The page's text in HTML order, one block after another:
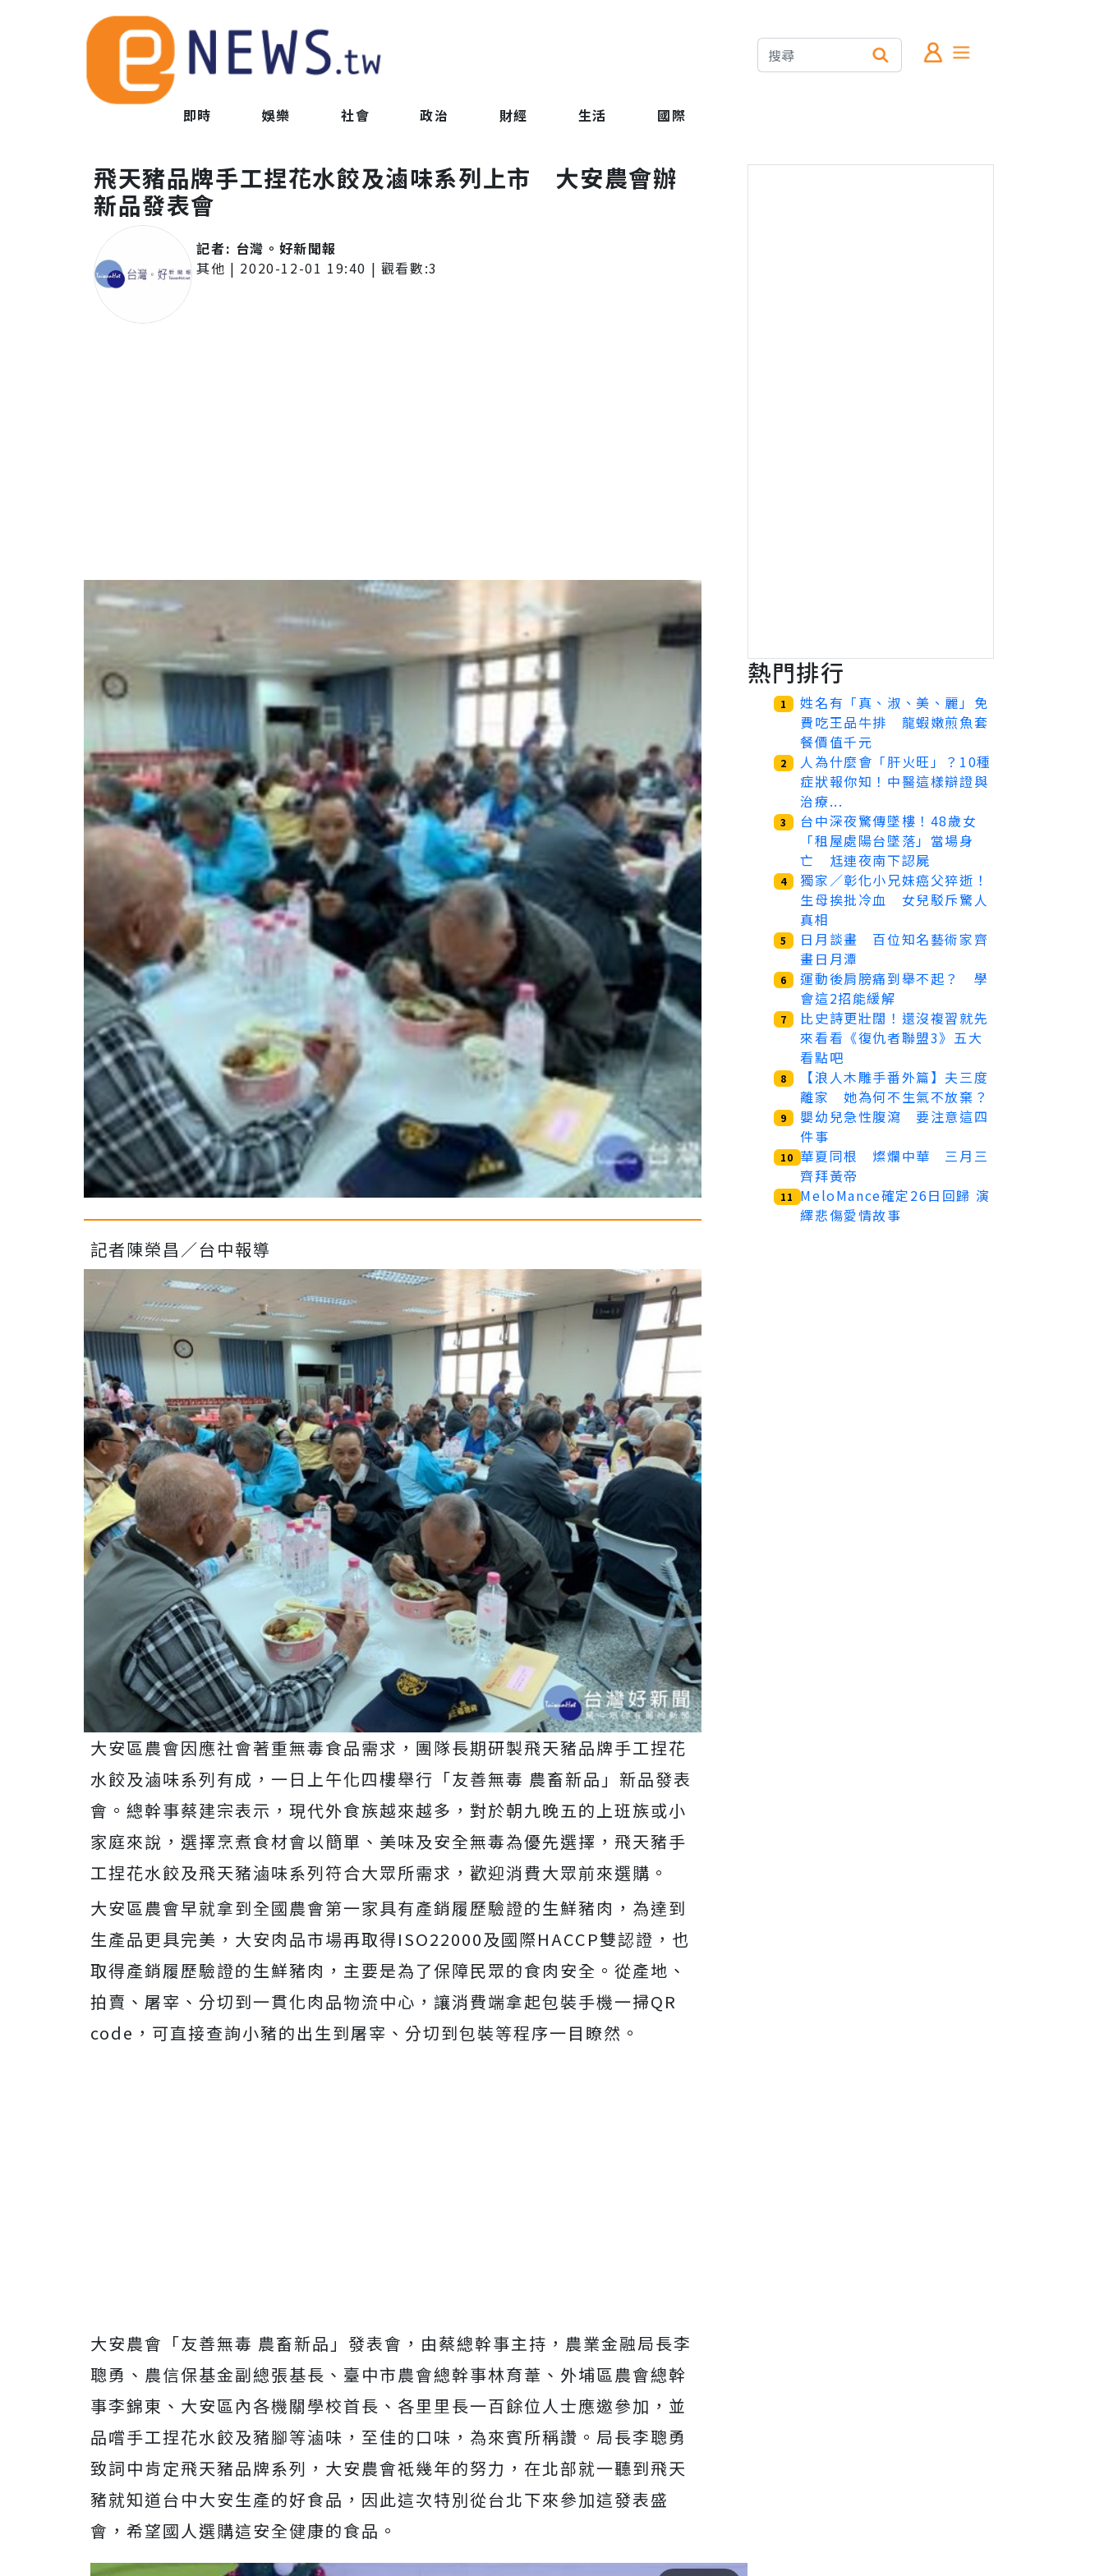
即時 娛樂 社會 政治 財經 生活 國際
飛天豬品牌手工捏花水餃及滷味系列上市 大安農會辦
新品發表會
記者: 台灣。好新聞報
其他 | 2020-12-01 19:40 | 觀看數:3
記者陳榮昌／台中報導
大安區農會因應社會著重無毒食品需求，團隊長期研製飛天豬品牌手工捏花
水餃及滷味系列有成，一日上午化四樓舉行「友善無毒 農畜新品」新品發表
會。總幹事蔡建宗表示，現代外食族越來越多，對於朝九晚五的上班族或小
家庭來說，選擇烹煮食材會以簡單、美味及安全無毒為優先選擇，飛天豬手
工捏花水餃及飛天豬滷味系列符合大眾所需求，歡迎消費大眾前來選購。
大安區農會早就拿到全國農會第一家具有產銷履歷驗證的生鮮豬肉，為達到
生產品更具完美，大安肉品市場再取得ISO22000及國際HACCP雙認證，也
取得產銷履歷驗證的生鮮豬肉，主要是為了保障民眾的食肉安全。從產地、
拍賣、屠宰、分切到一貫化肉品物流中心，讓消費端拿起包裝手機一掃QR
code，可直接查詢小豬的出生到屠宰、分切到包裝等程序一目瞭然。
大安農會「友善無毒 農畜新品」發表會，由蔡總幹事主持，農業金融局長李
聰勇、農信保基金副總張基長、臺中市農會總幹事林育葦、外埔區農會總幹
事李錦東、大安區內各機關學校首長、各里里長一百餘位人士應邀參加，並
品嚐手工捏花水餃及豬腳等滷味，至佳的口味，為來賓所稱讚。局長李聰勇
致詞中肯定飛天豬品牌系列，大安農會祗幾年的努力，在北部就一聽到飛天
豬就知道台中大安生產的好食品，因此這次特別從台北下來參加這發表盛
會，希望國人選購這安全健康的食品。
熱門排行
1
姓名有「真、淑、美、麗」免
費吃王品牛排 龍蝦嫩煎魚套
餐價值千元
2
人為什麼會「肝火旺」？10種
症狀報你知！中醫這樣辯證與
治療...
3
台中深夜驚傳墜樓！48歲女
「租屋處陽台墜落」當場身
亡 尪連夜南下認屍
4
獨家／彰化小兄妹癌父猝逝！
生母挨批冷血 女兒駁斥驚人
真相
5
日月談畫 百位知名藝術家齊
畫日月潭
6
運動後肩膀痛到舉不起？ 學
會這2招能緩解
7
比史詩更壯闊！還沒複習就先
來看看《復仇者聯盟3》五大
看點吧
8
【浪人木雕手番外篇】夫三度
離家 她為何不生氣不放棄？
9
嬰幼兒急性腹瀉 要注意這四
件事
10 華夏同根 燦爛中華 三月三
齊拜黃帝
11
MeloMance確定26日回歸 演
繹悲傷愛情故事